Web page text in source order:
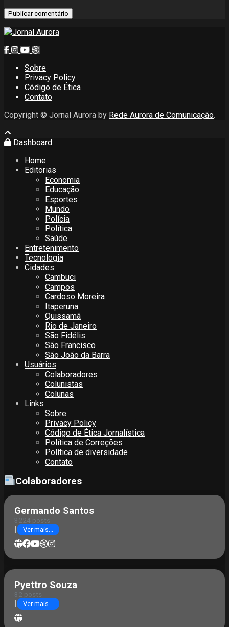
Sobre
Privacy Policy
Código de Ética
Contato
Copyright © Jornal Aurora by Rede Aurora de Comunicação.
Dashboard
Home
Editorias
Economia
Educação
Esportes
Mundo
Polícia
Política
Saúde
Entretenimento
Tecnologia
Cidades
Cambuci
Campos
Cardoso Moreira
Itaperuna
Quissamã
Rio de Janeiro
São Fidélis
São Francisco
São João da Barra
Usuários
Colaboradores
Colunistas
Colunas
Links
Sobre
Privacy Policy
Código de Ética Jornalística
Política de Correções
Política de diversidade
Contato
Colaboradores
Germando Santos
3224 posts
Ver mais...
Pyettro Souza
32 posts
Ver mais...